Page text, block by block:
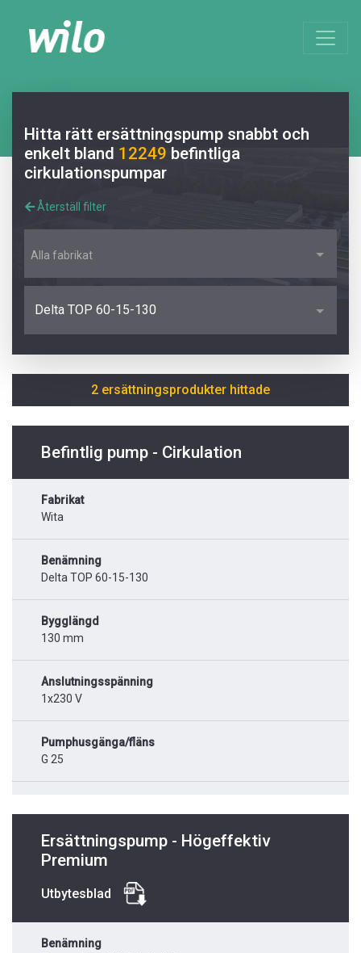
Hitta rätt ersättningspump snabbt och
enkelt bland 12249 befintliga
cirkulationspumpar
Återställ filter
Alla fabrikat
Delta TOP 60-15-130
2 ersättningsprodukter hittade
Befintlig pump - Cirkulation
Fabrikat
Wita
Benämning
Delta TOP 60-15-130
Bygglängd
130 mm
Anslutningsspänning
1x230 V
Pumphusgänga/fläns
G 25
Ersättningspump - Högeffektiv
Premium
Utbytesblad
Benämning